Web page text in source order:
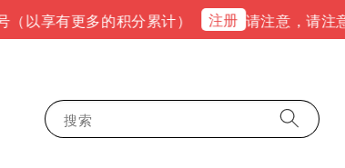
更多的积分累计） 注册 请注意，请注意 下
搜索